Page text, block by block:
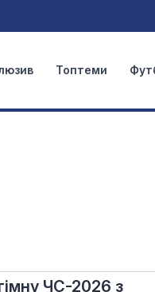
Топтеми
ЧС-2026 з